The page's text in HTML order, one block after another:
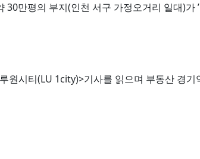
만평의 부지(인천 서구 가정오거리 일대)가
원시티(LU 1city)>기사를 읽으며 부동산